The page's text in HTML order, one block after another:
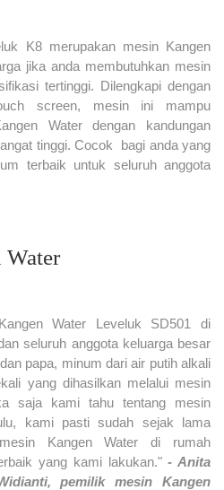
K8 merupakan mesin Kangen
jika anda membutuhkan mesin
tertinggi. Dilengkapi dengan
screen, mesin ini mampu
Water dengan kandungan
tinggi. Cocok bagi anda yang
terbaik untuk seluruh anggota
Water
Water Leveluk SD501 di
seluruh anggota keluarga besar
papa, minum dari air putih alkali
yang dihasilkan melalui mesin
saja kami tahu tentang mesin
kami pasti sudah sejak lama
Kangen Water di rumah
yang kami lakukan."- Anita
pemilik mesin Kangen